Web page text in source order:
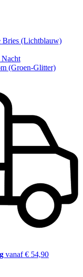
Bries (Lichtblauw)
(Groen-Glitter)
vanaf € 54,90